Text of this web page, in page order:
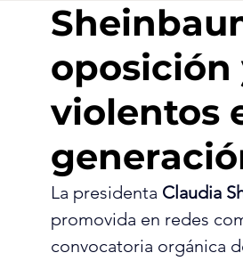
oposición
violentos
La presidenta Claudia
promovida en redes
convocatoria orgánica